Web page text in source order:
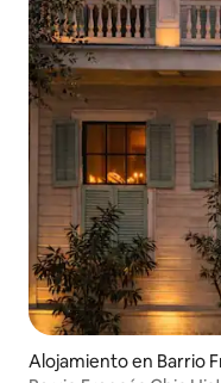
Alojamiento en Barrio